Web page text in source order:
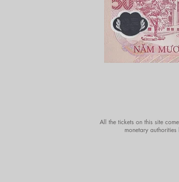
All the tickets on this site
monetary